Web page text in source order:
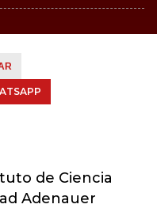
de Ciencia
Adenauer